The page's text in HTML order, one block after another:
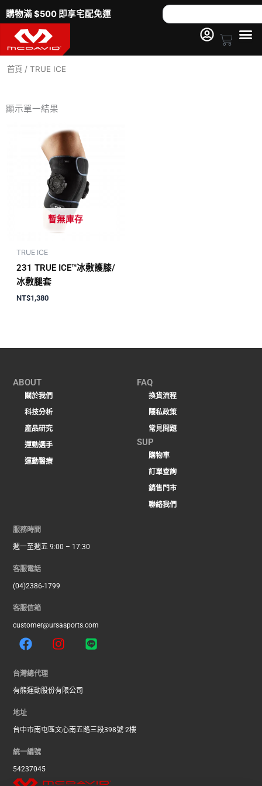
至
要
購物滿 $500 即享宅配免運 Search
Cart
首頁 / TRUE ICE
顯示單一結果
暫無庫存
TRUE ICE
231 TRUE ICE™冰敷護膝/
冰敷腿套
NT$1,380
ABOUT
關於我們
科技分析
產品研究
運動選手
運動醫療
FAQ
換貨流程
隱私政策
常見問題
SUP
購物車
訂單查詢
銷售門市
聯絡我們
台灣總代理
有熊運動股份有限公司
地址
台中市南屯區文心南五路三段398號 2樓
統一編號
54237045
服務時間
週一至週五 9:00 – 17:30
客服電話
(04)2386-1799
客服信箱
customer@ursasports.com
F
a
e
b
o
k
I
n
a
a
L
i